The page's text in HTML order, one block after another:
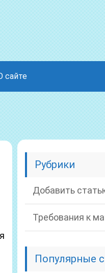
сайте
Рубрики
Добавить
Требования к
Популярные